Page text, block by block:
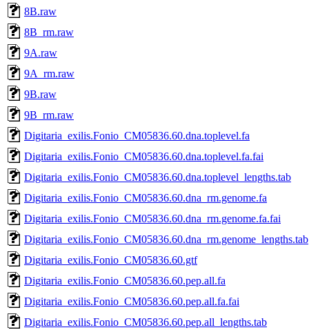
8B.raw
8B_rm.raw
9A.raw
9A_rm.raw
9B.raw
9B_rm.raw
Digitaria_exilis.Fonio_CM05836.60.dna.toplevel.fa
Digitaria_exilis.Fonio_CM05836.60.dna.toplevel.fa.fai
Digitaria_exilis.Fonio_CM05836.60.dna.toplevel_lengths.tab
Digitaria_exilis.Fonio_CM05836.60.dna_rm.genome.fa
Digitaria_exilis.Fonio_CM05836.60.dna_rm.genome.fa.fai
Digitaria_exilis.Fonio_CM05836.60.dna_rm.genome_lengths.tab
Digitaria_exilis.Fonio_CM05836.60.gtf
Digitaria_exilis.Fonio_CM05836.60.pep.all.fa
Digitaria_exilis.Fonio_CM05836.60.pep.all.fa.fai
Digitaria_exilis.Fonio_CM05836.60.pep.all_lengths.tab